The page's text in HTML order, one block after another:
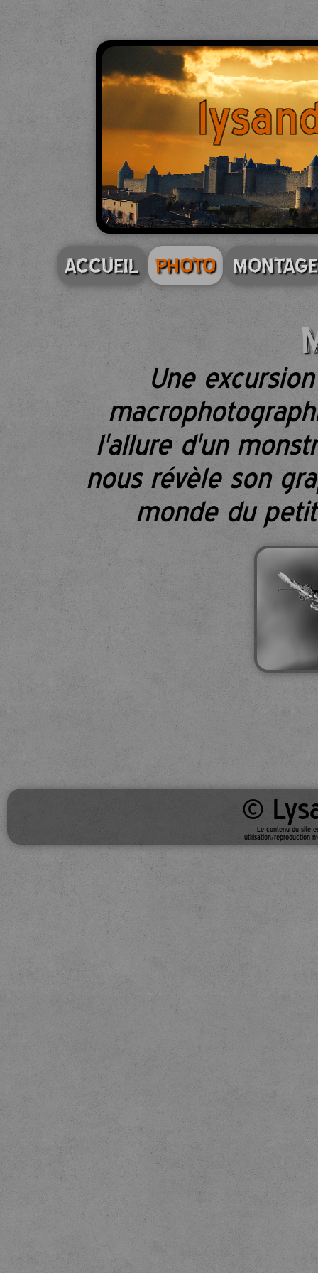
ACCUEIL PHOTO MONTAGE
Une
l'allure d'un
nous révèle son
monde du
©
Le contenu du site
utilisation/reproduction